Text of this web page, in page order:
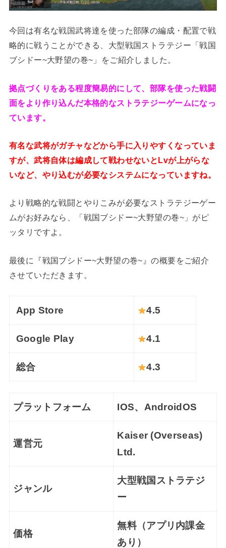
今回は有名な戦国武将達を使った部隊の編成・配置で戦
略的に戦うことができる、大型戦国ストラテジー「戦国
ブシドー~大野望の巻~」をご紹介しました。
拠点づくりをある程度簡易的にして、部隊を使った戦闘
面をより作り込んだ本格的なストラテジーゲームになっ
ています。
有名な武将がガチャなどから手に入りやすくなっていま
すが、武将自体は編成して戦わせないとLvが上がらな
いなど、やり込むが必要なシステムになっていますね。
より戦略的な戦闘とやりこみが必要なストラテジーゲー
ムがお好みなら、「戦国ブシドー~大野望の巻~」がピ
ッタリですよ。
最後に『戦国ブシドー~大野望の巻~』の概要をご紹介
させていただきます。
App Store 4.5
Google Play 4.1
総合 4.3
プラットフォーム IOS、AndroidOS
運営元
Kaiser (Overseas)
Ltd.
ジャンル
大型戦国ストラテジ
ー
価格
無料（アプリ内課金
あり）